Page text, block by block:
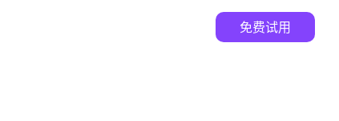
免费试用